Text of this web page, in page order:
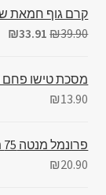
קרם גוף חמאת
₪39.90
₪33.91
מסכת טישו פחם
₪13.90
פרונמל מנטה 75 מ"ל
₪20.90